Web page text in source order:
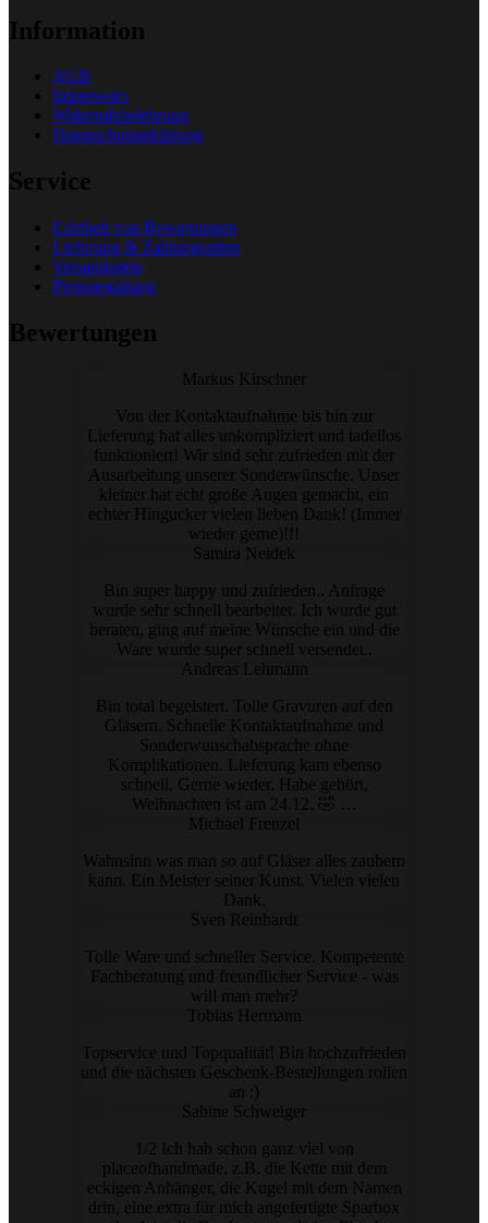
Information
AGB
Impressum
Widerrufsbelehrung
Datenschutzerklärung
Service
Echtheit von Bewertungen
Lieferung & Zahlungsarten
Versandarten
Preisgestaltung
Bewertungen
Markus Kirschner
Von der Kontaktaufnahme bis hin zur
Lieferung hat alles unkompliziert und tadellos
funktioniert! Wir sind sehr zufrieden mit der
Ausarbeitung unserer Sonderwünsche. Unser
kleiner hat echt große Augen gemacht, ein
echter Hingucker vielen lieben Dank! (Immer
wieder gerne)!!!
Samira Neidek
Bin super happy und zufrieden.. Anfrage
wurde sehr schnell bearbeitet. Ich wurde gut
beraten, ging auf meine Wünsche ein und die
Ware wurde super schnell versendet..
Andreas Lehmann
Bin total begeistert. Tolle Gravuren auf den
Gläsern. Schnelle Kontaktaufnahme und
Sonderwunschabsprache ohne
Komplikationen. Lieferung kam ebenso
schnell. Gerne wieder. Habe gehört,
Weihnachten ist am 24.12. 🤣 …
Michael Frenzel
Wahnsinn was man so auf Gläser alles zaubern
kann. Ein Meister seiner Kunst. Vielen vielen
Dank.
Sven Reinhardt
Tolle Ware und schneller Service. Kompetente
Fachberatung und freundlicher Service - was
will man mehr?
Tobias Hermann
Topservice und Topqualität! Bin hochzufrieden
und die nächsten Geschenk-Bestellungen rollen
an :)
Sabine Schweiger
1/2 Ich hab schon ganz viel von
placeofhandmade, z.B. die Kette mit dem
eckigen Anhänger, die Kugel mit dem Namen
drin, eine extra für mich angefertigte Sparbox